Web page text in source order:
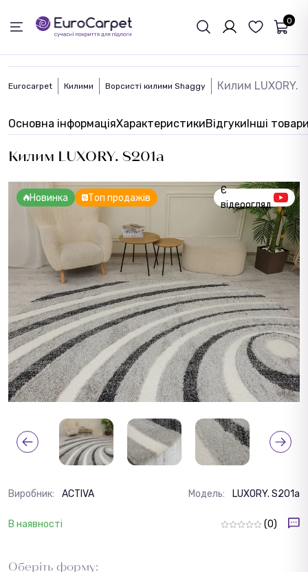
0
Eurocarpet Килими Ворсисті килими Shaggy Килим LUXORY.
Основна інформаціяХарактеристикиВідгукиІнші
Килим LUXORY. S201a
Новинка Топ продажів
Є
відеоогляд
Виробник: ACTIVA Модель: LUXORY. S201a
В наявності (0)
Оберіть форму:
ЗВОРОТНІЙ ЗВЯЗОК